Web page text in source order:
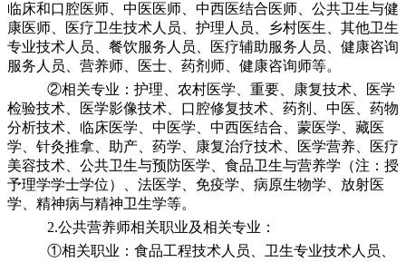
临床和口腔医师、中医医师、中西医结合医师、公共卫生与健
康医师、医疗卫生技术人员、护理人员、乡村医生、其他卫生
专业技术人员、餐饮服务人员、医疗辅助服务人员、健康咨询
服务人员、营养师、医士、药剂师、健康咨询师等。
②相关专业：护理、农村医学、重要、康复技术、医学
检验技术、医学影像技术、口腔修复技术、药剂、中医、药物
分析技术、临床医学、中医学、中西医结合、蒙医学、藏医
学、针灸推拿、助产、药学、康复治疗技术、医学营养、医疗
美容技术、公共卫生与预防医学、食品卫生与营养学（注：授
予理学学士学位）、法医学、免疫学、病原生物学、放射医
学、精神病与精神卫生学等。
2.公共营养师相关职业及相关专业：
①相关职业：食品工程技术人员、卫生专业技术人员、